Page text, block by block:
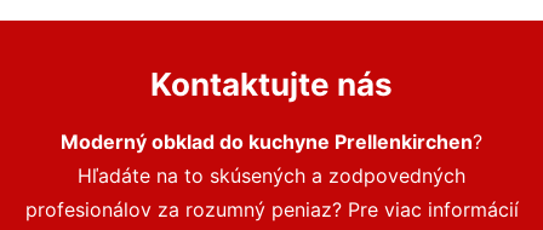
Kontaktujte nás
Moderný obklad do kuchyne Prellenkirchen?
Hľadáte na to skúsených a zodpovedných
profesionálov za rozumný peniaz? Pre viac informácií